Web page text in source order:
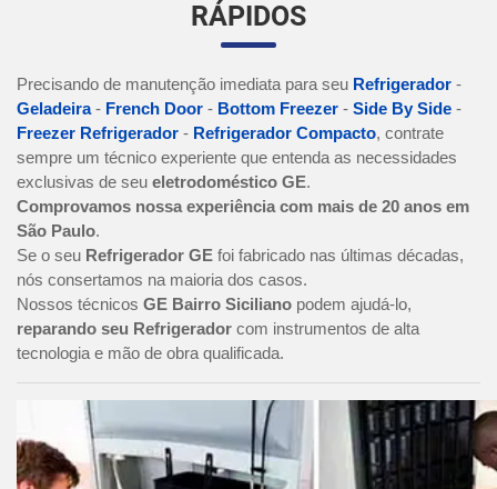
RÁPIDOS
Precisando de manutenção imediata para seu Refrigerador -
Geladeira- French Door - Bottom Freezer - Side By Side -
Freezer Refrigerador - Refrigerador Compacto, contrate
sempre um técnico experiente que entenda as necessidades
exclusivas de seu eletrodoméstico GE.
Comprovamos nossa experiência com mais de 20 anos em
São Paulo.
Se o seu Refrigerador GE foi fabricado nas últimas décadas,
nós consertamos na maioria dos casos.
Nossos técnicos GE Bairro Siciliano podem ajudá-lo,
reparando seu Refrigerador com instrumentos de alta
tecnologia e mão de obra qualificada.